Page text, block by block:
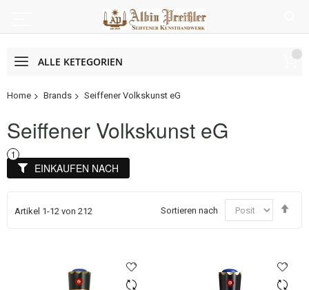
ALLE KETEGORIEN
Home Brands Seiffener Volkskunst eG
Seiffener Volkskunst eG
Artikel 1-12 von 212 Sortieren nach
EINKAUFEN NACH